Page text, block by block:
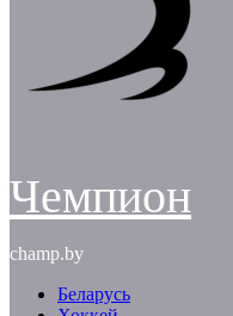
Чемпион
champ.by
Беларусь